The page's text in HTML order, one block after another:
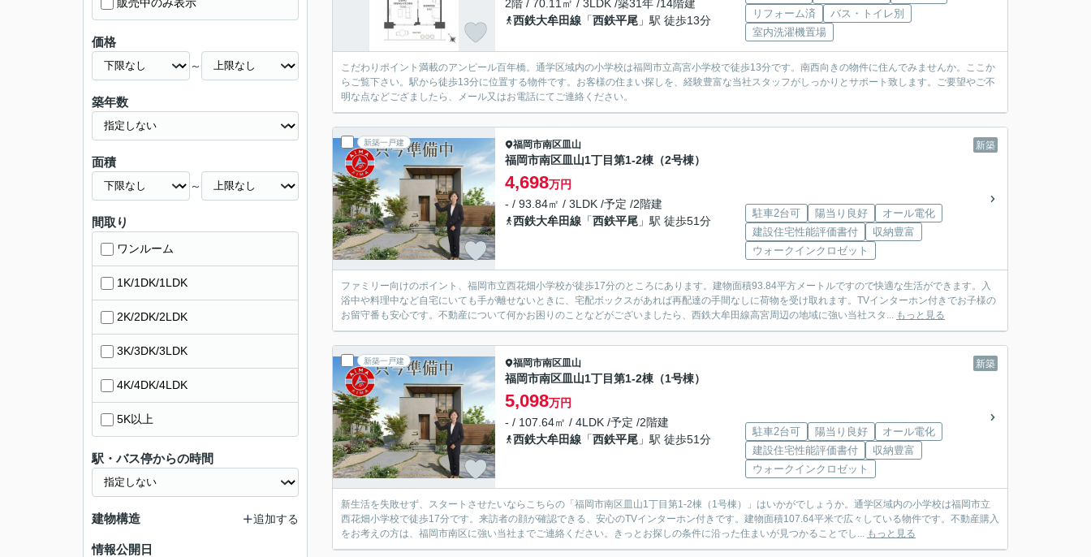
2階 / 70.11㎡ / 3LDK /築31年 /14階建
西鉄大牟田線 「西鉄平尾 」駅 徒歩13分
リフォーム済
バス・トイレ別
室内洗濯機置場
こだわりポイント満載のアンピール百年橋。通学区域内の小学校は福岡市立高宮小学校で徒歩13分です。南西向きの物件に住んでみませんか。ここか
らご覧下さい。駅から徒歩13分に位置する物件です。お客様の住まい探しを、経験豊富な当社スタッフがしっかりとサポート致します。ご要望やご不
明な点などござましたら、メール又はお電話にてご連絡ください。
新築一戸建 新築
福岡市南区皿山
福岡市南区皿山1丁目第1-2棟（2号棟）
4,698万円
- / 93.84㎡ / 3LDK /予定 /2階建
西鉄大牟田線 「西鉄平尾 」駅 徒歩51分
駐車2台可 陽当り良好
オール電化
建設住宅性能評価書付
収納豊富
ウォークインクロゼット
ファミリー向けのポイント、福岡市立西花畑小学校が徒歩17分のところにあります。建物面積93.84平方メートルですので快適な生活ができます。入
浴中や料理中など自宅にいても手が離せないときに、宅配ボックスがあれば再配達の手間なしに荷物を受け取れます。TVインターホン付きでお子様の
お留守番も安心です。不動産について何かお困りのことなどがございましたら、西鉄大牟田線高宮周辺の地域に強い当社スタ... もっと見る
新築一戸建 新築
福岡市南区皿山
福岡市南区皿山1丁目第1-2棟（1号棟）
5,098万円
- / 107.64㎡ / 4LDK /予定 /2階建
西鉄大牟田線 「西鉄平尾 」駅 徒歩51分
駐車2台可 陽当り良好
オール電化
建設住宅性能評価書付
収納豊富
ウォークインクロゼット
新生活を失敗せず、スタートさせたいならこちらの「福岡市南区皿山1丁目第1-2棟（1号棟）」はいかがでしょうか。通学区域内の小学校は福岡市立
西花畑小学校で徒歩17分です。来訪者の顔が確認できる、安心のTVインターホン付きです。建物面積107.64平米で広々している物件です。不動産購入
をお考えの方は、福岡市南区に強い当社までご連絡ください。きっとお探しの条件に沿った住まいが見つかることでし... もっと見る
価格
～
築年数
面積
～
間取り
ワンルーム
1K/1DK/1LDK
2K/2DK/2LDK
3K/3DK/3LDK
4K/4DK/4LDK
5K以上
駅・バス停からの時間
建物構造 追加する
情報公開日